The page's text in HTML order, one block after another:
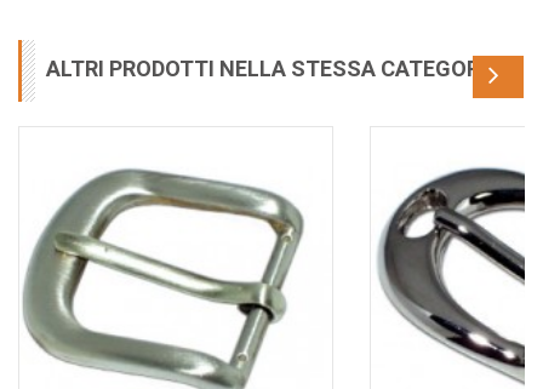
ALTRI PRODOTTI NELLA STESSA CATEGORIA